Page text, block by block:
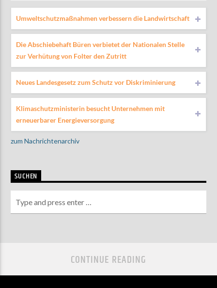
Umweltschutzmaßnahmen verbessern die Landwirtschaft
Die Abschiebehaft Büren verbietet der Nationalen Stelle
zur Verhütung von Folter den Zutritt
Neues Landesgesetz zum Schutz vor Diskriminierung
Klimaschutzministerin besucht Unternehmen mit
erneuerbarer Energieversorgung
zum Nachrichtenarchiv
SUCHEN
CONTINUE READING